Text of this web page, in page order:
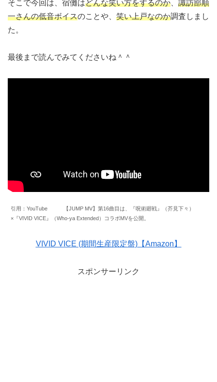
そこで今回は、宿儺はどんな笑い方をするのか
諏訪部順
一さんの低音ボイスのことや、 笑い上戸なのか調査しまし
た。
最後まで読んでみてくださいね＾＾
引用：YouTube 【JUMP MV】第16曲目は、『呪術廻戦』（芥見下々）
×『VIVID VICE』（Who-ya Extended）コラボMVを公開。
VIVID VICE (期間生産限定盤)【Amazon】
スポンサーリンク